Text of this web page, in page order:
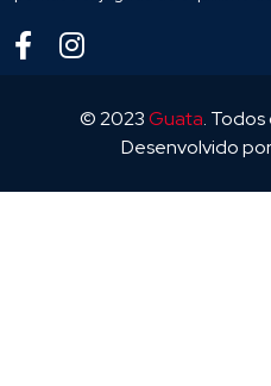
© 2023Guata.
Desenvolvido por